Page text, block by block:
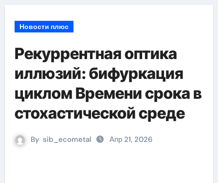
Новости плюс
Рекуррентная оптика
иллюзий: бифуркация
циклом Времени срока в
стохастической среде
By sib_ecometal Апр 21, 2026